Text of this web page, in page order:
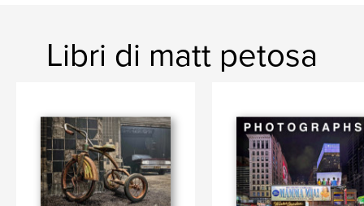
Libri di matt petosa